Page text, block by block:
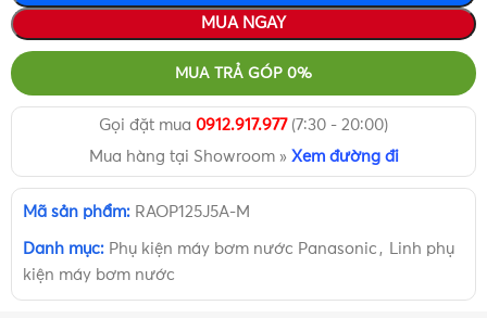
MUA NGAY
MUA TRẢ GÓP 0%
Gọi đặt mua 0912.917.977(7:30 - 20:00)
Mua hàng tại Showroom » Xem đường đi
Mã sản phẩm: RAOP125J5A-M
Danh mục: Phụ kiện máy bơm nước Panasonic ,
Linh phụ
kiện máy bơm nước